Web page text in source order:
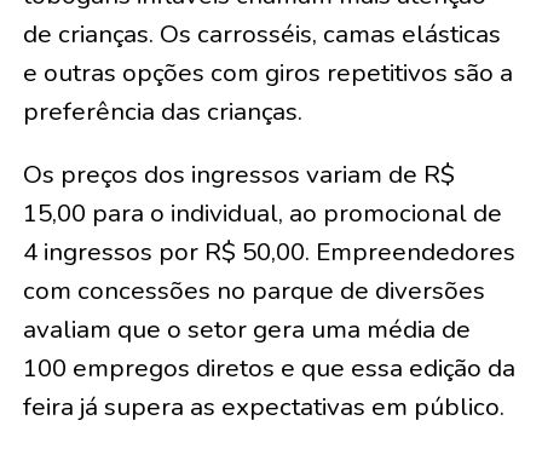
de crianças. Os carrosséis, camas elásticas
e outras opções com giros repetitivos são a
preferência das crianças.
Os preços dos ingressos variam de R$
15,00 para o individual, ao promocional de
4 ingressos por R$ 50,00. Empreendedores
com concessões no parque de diversões
avaliam que o setor gera uma média de
100 empregos diretos e que essa edição da
feira já supera as expectativas em público.